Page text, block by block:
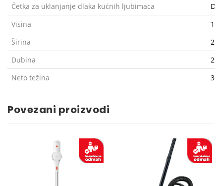
Četka za uklanjanje dlaka kućnih ljubimaca
Da
Visina
Širina
25
Dubina
Neto težina
3
Povezani proizvodi